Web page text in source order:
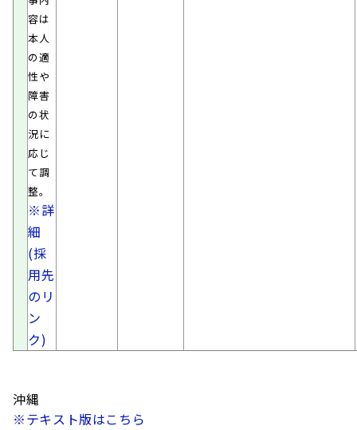
容は
本人
の適
性や
障害
の状
況に
応じ
て調
整。
※詳
細
(採
用先
のリ
ン
ク)
沖縄
※テキスト版はこちら